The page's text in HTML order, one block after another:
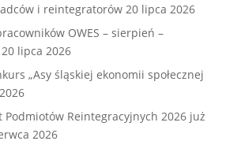
i reintegratorów 20 lipca 2026
OWES – sierpień –
20 lipca 2026
„Asy śląskiej ekonomii społecznej
Podmiotów Reintegracyjnych 2026 już
2026